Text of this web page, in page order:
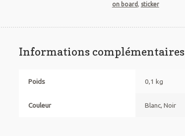
on board, sticker
Informations complémentaires
Poids 0,1 kg
Couleur Blanc, Noir